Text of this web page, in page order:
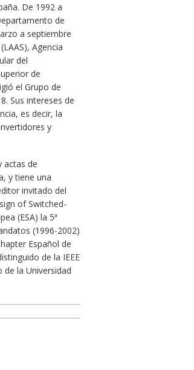
De 1992 a
de
a septiembre
Agencia
del
de
el Grupo de
Sus intereses de
es decir, la
y
actas de
y tiene una
invitado del
of Switched-
(ESA) la 5ª
(1996-2002)
Español de
de la IEEE
la Universidad